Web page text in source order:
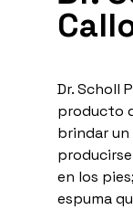
Dr. Scholl
producto
brindar
en los
espuma